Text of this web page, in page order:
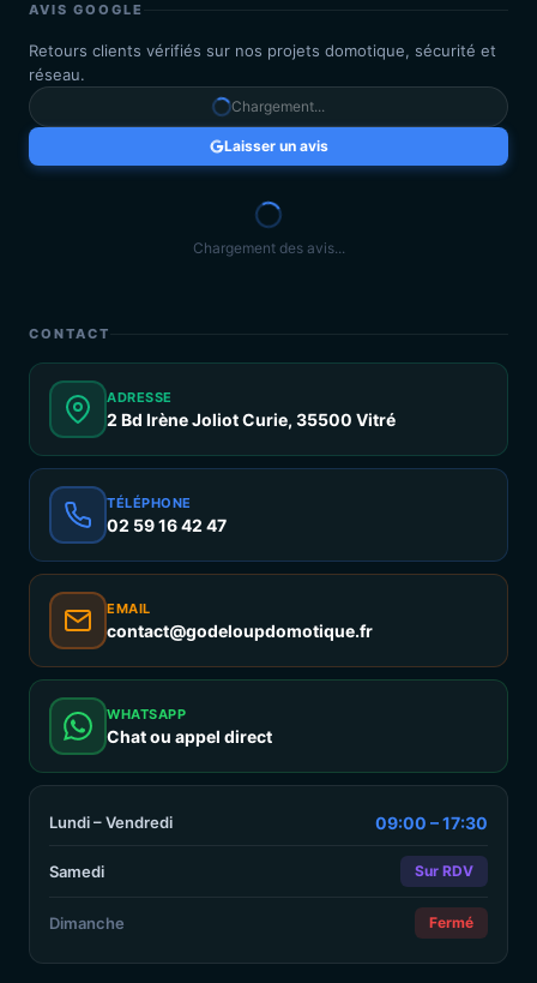
AVIS GOOGLE
Retours clients vérifiés sur nos projets domotique, sécurité et
réseau.
Chargement...
Laisser un avis
Chargement des avis...
CONTACT
ADRESSE
2 Bd Irène Joliot Curie, 35500 Vitré
TÉLÉPHONE
02 59 16 42 47
EMAIL
contact@godeloupdomotique.fr
WHATSAPP
Chat ou appel direct
Lundi – Vendredi 09:00 – 17:30
Samedi Sur RDV
Dimanche Fermé